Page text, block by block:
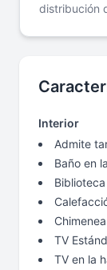
distribución
Interior
Admite
Baño en
Biblioteca
Chimenea
TV
TV en la